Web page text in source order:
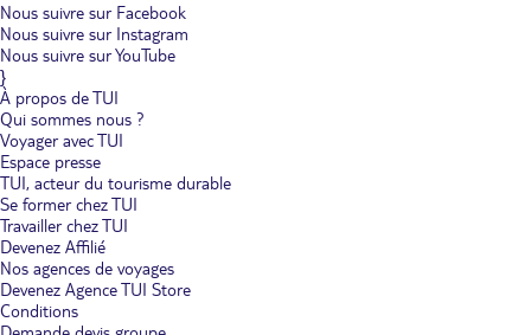
Nous suivre sur Facebook
Nous suivre sur Instagram
Nous suivre sur YouTube
}
À propos de TUI
Qui sommes nous ?
Voyager avec TUI
Espace presse
TUI, acteur du tourisme durable
Se former chez TUI
Travailler chez TUI
Devenez Affilié
Nos agences de voyages
Devenez Agence TUI Store
Conditions